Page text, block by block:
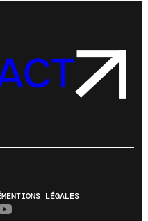
MENTIONS LÉGALES